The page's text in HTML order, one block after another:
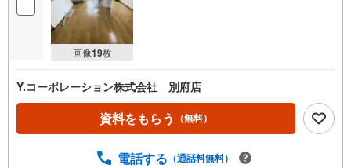
画像19枚
Y.コーポレーション株式会社 別府店
資料をもらう （無料）
電話する （通話料無料）